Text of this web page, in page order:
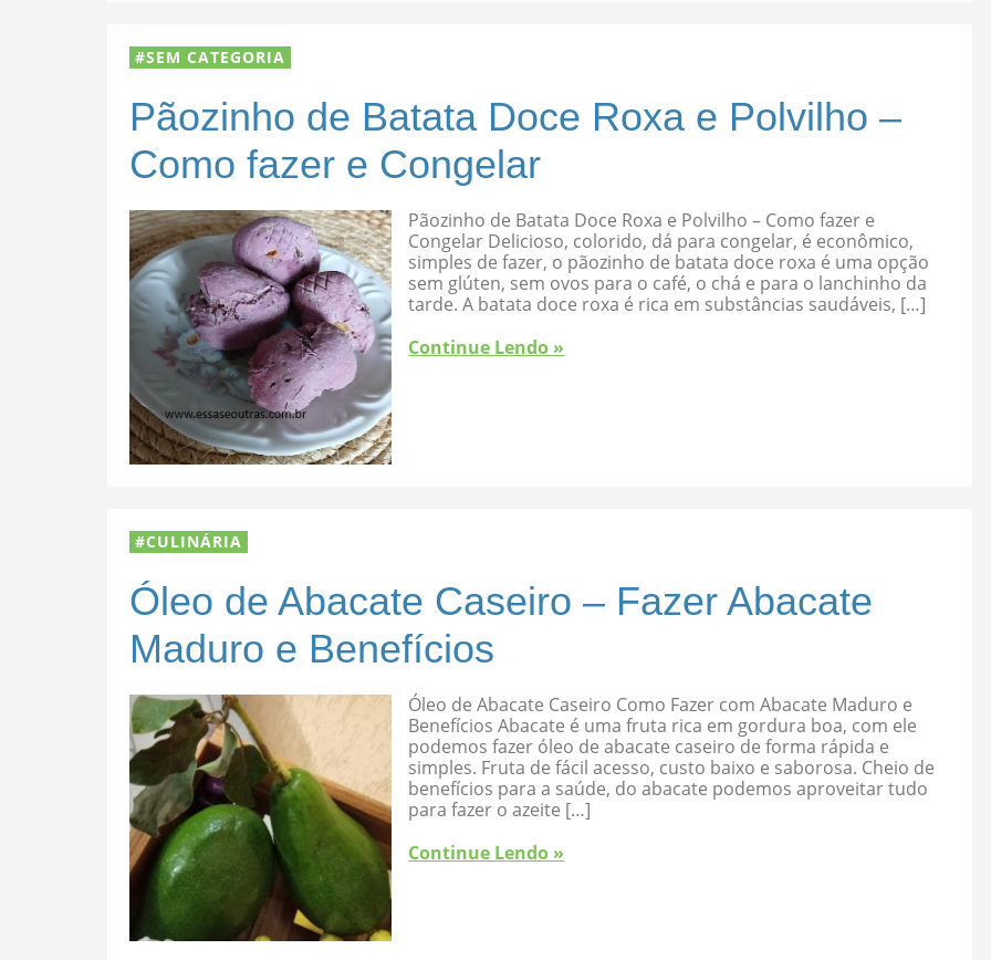
SEM CATEGORIA
Pãozinho de Batata Doce Roxa e Polvilho –
Como fazer e Congelar
Pãozinho de Batata Doce Roxa e Polvilho – Como fazer e
Congelar Delicioso, colorido, dá para congelar, é econômico,
simples de fazer, o pãozinho de batata doce roxa é uma opção
sem glúten, sem ovos para o café, o chá e para o lanchinho da
tarde. A batata doce roxa é rica em substâncias saudáveis, […]
Continue Lendo »
CULINÁRIA
Óleo de Abacate Caseiro – Fazer Abacate
Maduro e Benefícios
Óleo de Abacate Caseiro Como Fazer com Abacate Maduro e
Benefícios Abacate é uma fruta rica em gordura boa, com ele
podemos fazer óleo de abacate caseiro de forma rápida e
simples. Fruta de fácil acesso, custo baixo e saborosa. Cheio de
benefícios para a saúde, do abacate podemos aproveitar tudo
para fazer o azeite […]
Continue Lendo »